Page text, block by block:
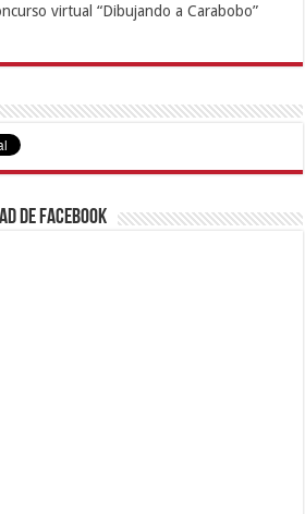
virtual “Dibujando a Carabobo”
de Facebook